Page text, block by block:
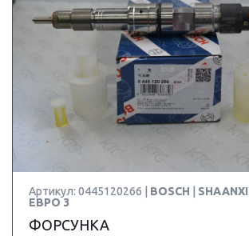
Артикул: 0445120266 | BOSCH SHAANXI
ЕВРО 3
ФОРСУНКА